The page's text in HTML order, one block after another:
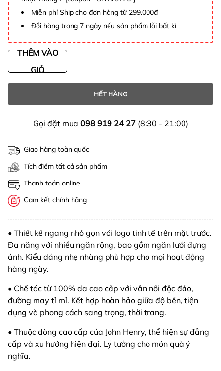
Miễn phí Ship cho đơn hàng từ 299.000đ
Đổi hàng trong 7 ngày nếu sản phẩm lỗi bất kì
THÊM VÀO
GIỎ
HẾT HÀNG
Gọi đặt mua 098 919 24 27(8:30 - 21:00)
Giao hàng toàn quốc
Tích điểm tất cả sản phẩm
Thanh toán online
Cam kết chính hãng
• Thiết kế ngang nhỏ gọn với logo tinh tế trên mặt trước.
Đa năng với nhiều ngăn rộng, bao gồm ngăn lưới đựng
ảnh. Kiểu dáng nhẹ nhàng phù hợp cho mọi hoạt động
hàng ngày.
• Chế tác từ 100% da cao cấp với vân nổi độc đáo,
đường may tỉ mỉ. Kết hợp hoàn hảo giữa độ bền, tiện
dụng và phong cách sang trọng, thời trang.
• Thuộc dòng cao cấp của John Henry, thể hiện sự đẳng
cấp và xu hướng hiện đại. Lý tưởng cho món quà ý
nghĩa.